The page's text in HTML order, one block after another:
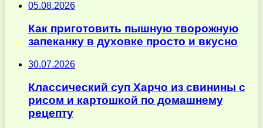
05.08.2026
Как приготовить пышную творожную
запеканку в духовке просто и вкусно
30.07.2026
Классический суп Харчо из свинины с
рисом и картошкой по домашнему
рецепту